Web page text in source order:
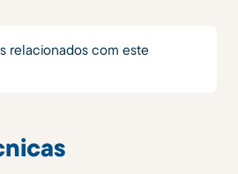
relacionados com este